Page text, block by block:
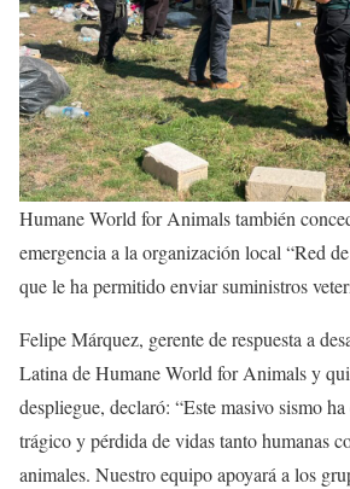
Humane World for Animals también
emergencia a la organización local “Red
que le ha permitido enviar suministros
Felipe Márquez, gerente de respuesta a
Latina de Humane World for Animals y
despliegue, declaró: “Este masivo sismo
trágico y pérdida de vidas tanto humanas
animales. Nuestro equipo apoyará a los